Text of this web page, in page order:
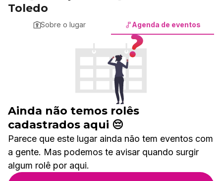
Toledo
Sobre o lugar Agenda de eventos
Ainda não temos rolês
cadastrados aqui 😔
Parece que este lugar ainda não tem eventos com
a gente. Mas podemos te avisar quando surgir
algum rolê por aqui.